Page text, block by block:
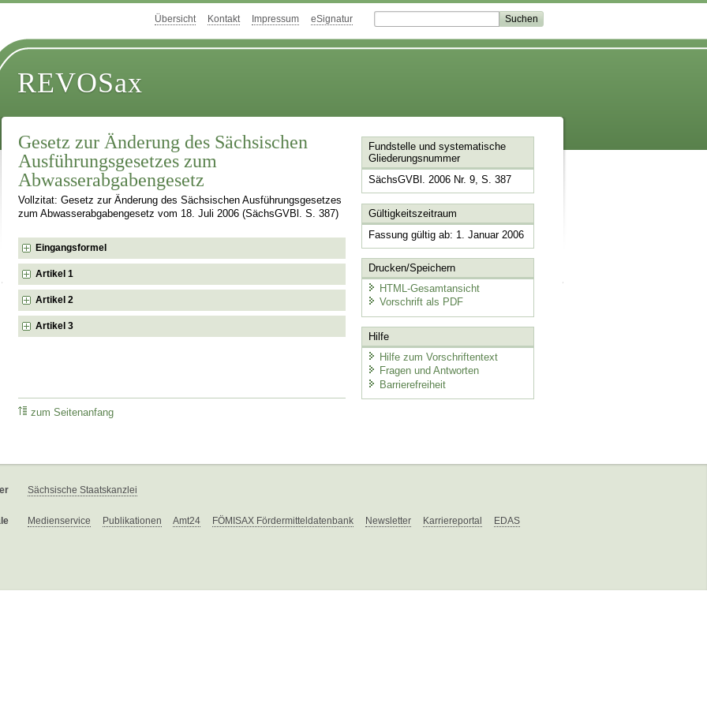
Übersicht Kontakt Impressum eSignatur
REVOSax
Gesetz zur Änderung des Sächsischen
Ausführungsgesetzes zum
Abwasserabgabengesetz
Vollzitat: Gesetz zur Änderung des Sächsischen Ausführungsgesetzes
zum Abwasserabgabengesetz vom 18. Juli 2006 (SächsGVBl. S. 387)
Eingangsformel
Artikel 1
Artikel 2
Artikel 3
zum Seitenanfang
Fundstelle und systematische
Gliederungsnummer
SächsGVBl. 2006 Nr. 9, S. 387
Gültigkeitszeitraum
Fassung gültig ab: 1. Januar 2006
Drucken/Speichern
HTML-Gesamtansicht
Vorschrift als PDF
Hilfe
Hilfe zum Vorschriftentext
Fragen und Antworten
Barrierefreiheit
Sächsische Staatskanzlei
Medienservice Publikationen Amt24 FÖMISAX Fördermitteldatenbank Newsletter Karriereportal EDAS